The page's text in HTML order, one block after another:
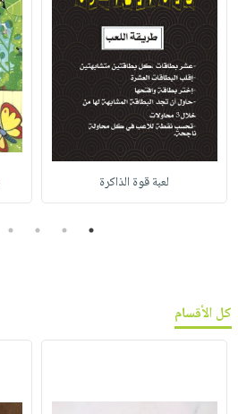
لعبة قوة الذاكرة
1
2
3
4
كل الأقسام